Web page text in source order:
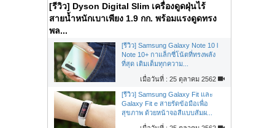
[รีวิว] Dyson Digital Slim เครื่องดูดฝุ่นไร้
สายน้ำหนักเบาเพียง 1.9 กก. พร้อมแรงดูดทรง
พล...
[รีวิว] Samsung Galaxy Note 10 l
Note 10+ กาแล็กซี่โน้ตที่ทรงพลัง
ที่สุด เติมเต็มทุกความ...
เมื่อวันที่ : 25 ตุลาคม 2562
[รีวิว] Samsung Galaxy Fit และ
Galaxy Fit e สายรัดข้อมือเพื่อ
สุขภาพ ด้วยหน้าจอสีแบบสัมผ...